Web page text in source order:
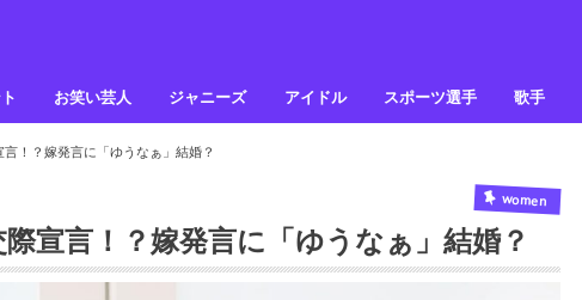
お笑い芸人 ジャニーズ アイドル スポーツ選手 歌手
！？嫁発言に「ゆうなぁ」結婚？
women
宣言！？嫁発言に「ゆうなぁ」結婚？